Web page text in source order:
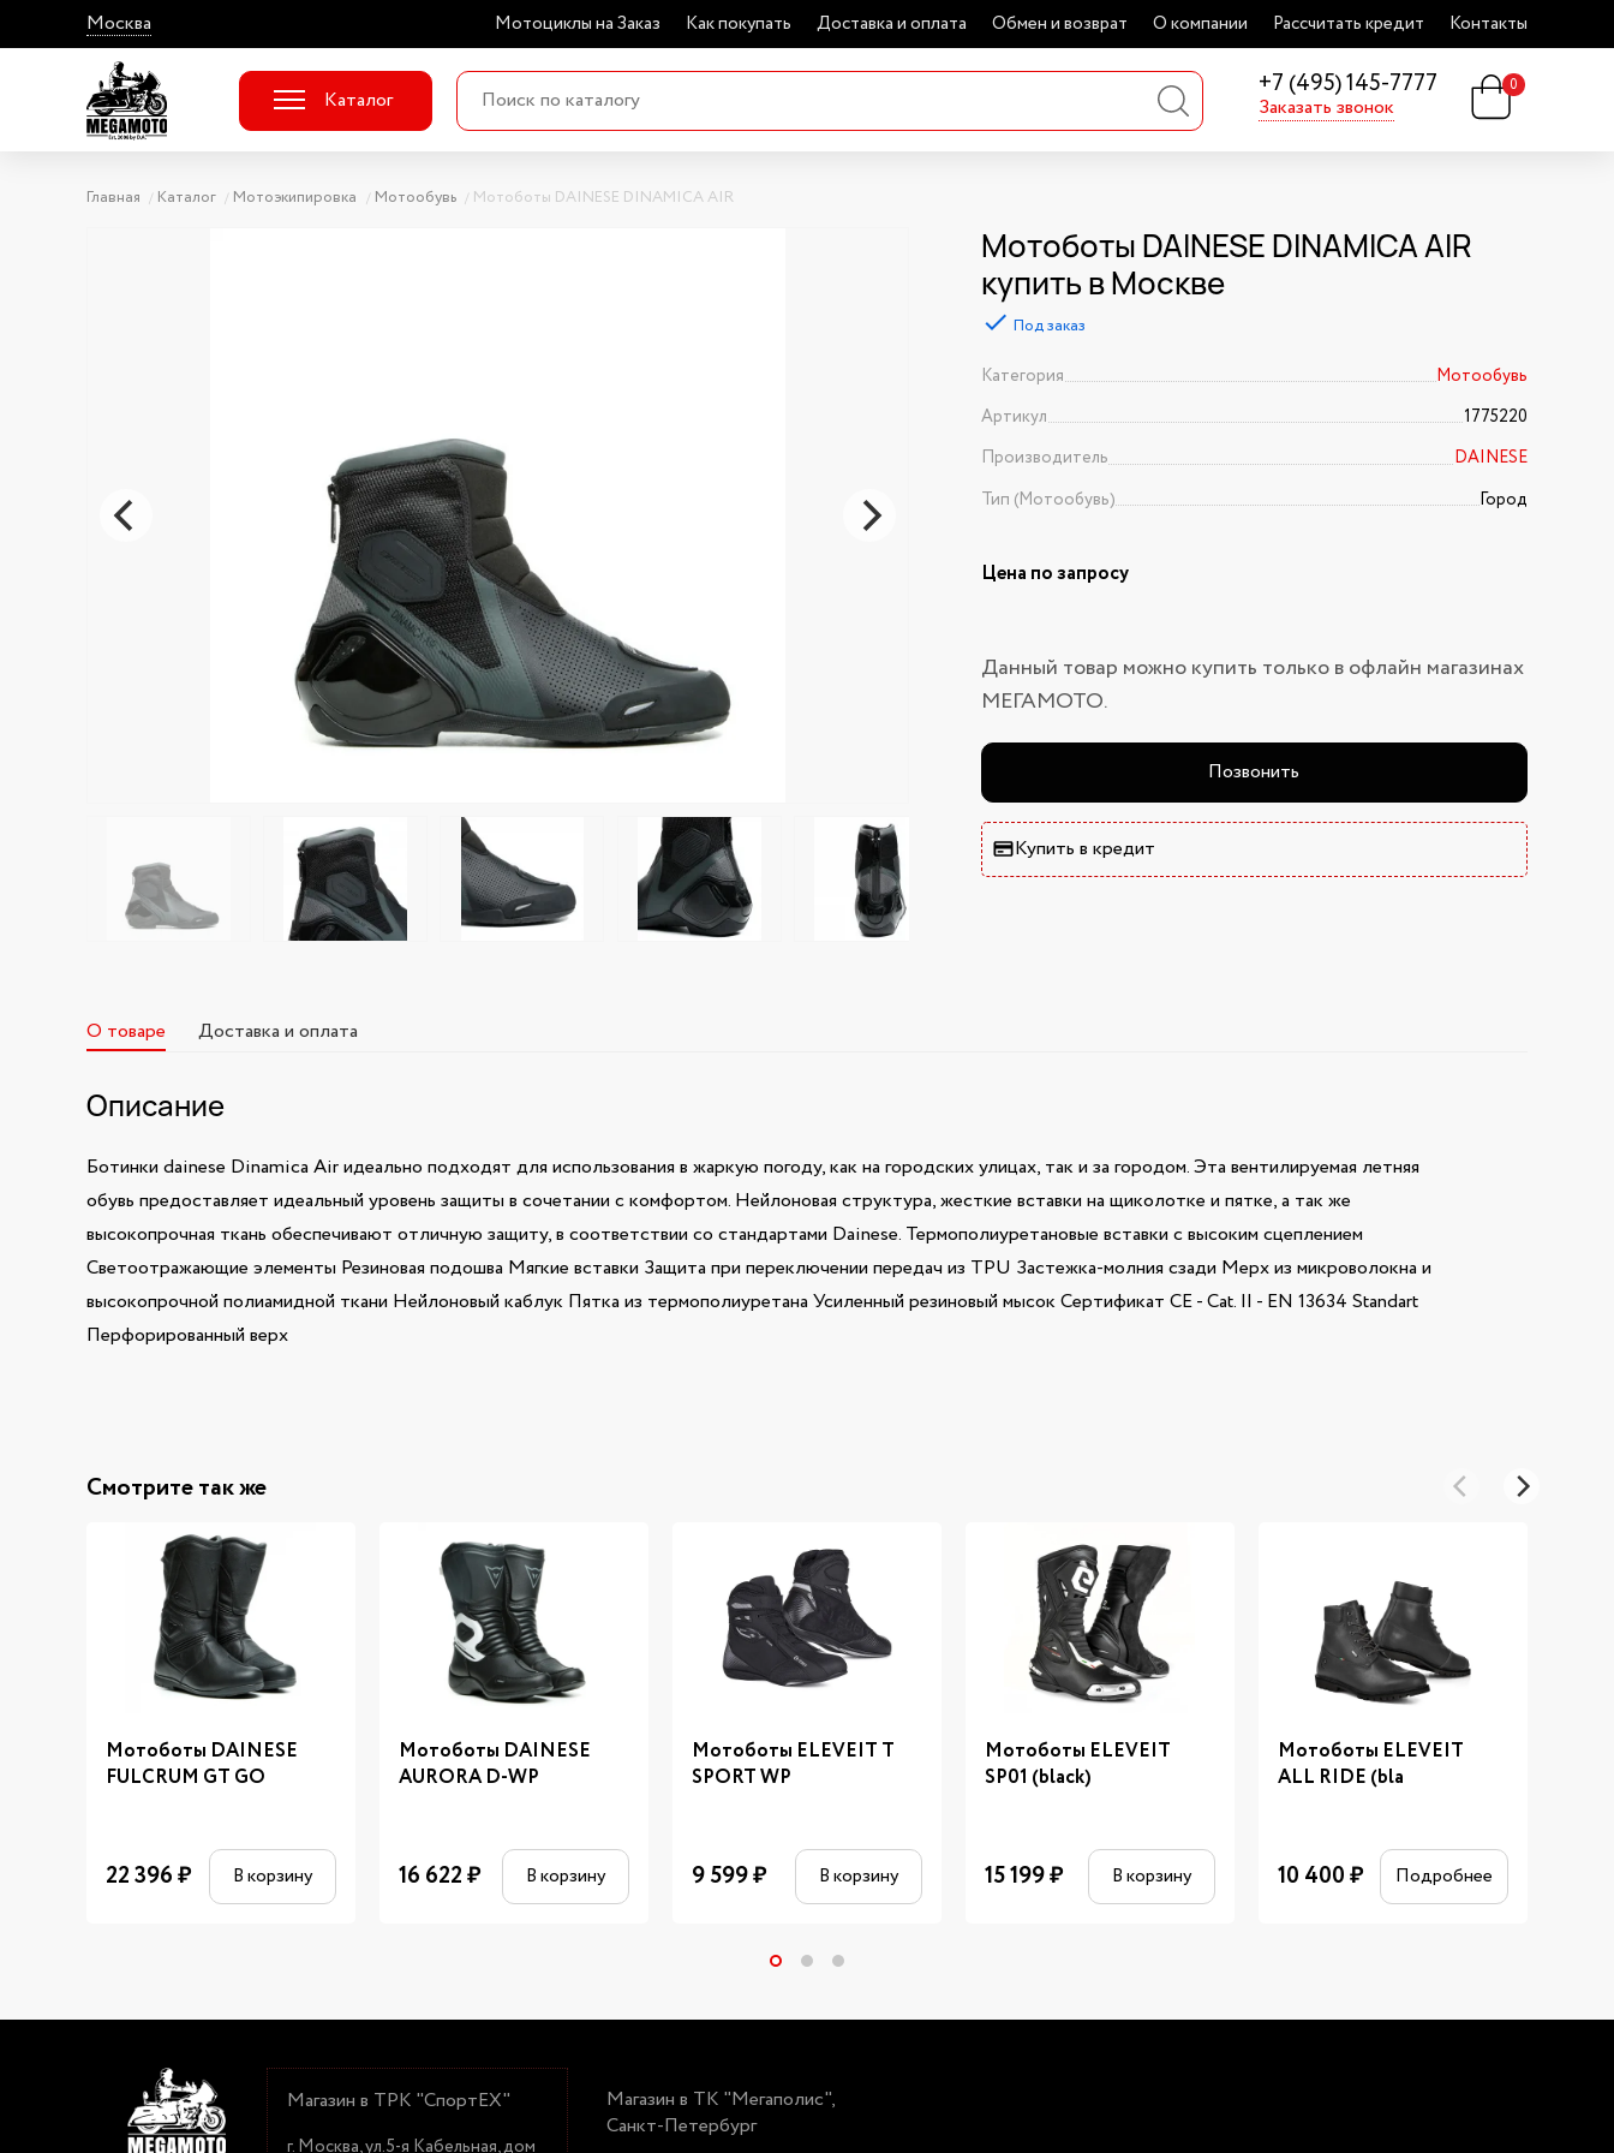
Москва Мотоциклы на Заказ Как покупать Доставка и оплата Обмен и возврат О компании Рассчитать кредит Контакты
+7 (495) 145-7777
Заказать звонок
Каталог
0
Главная Каталог Мотоэкипировка Мотообувь Мотоботы DAINESE DINAMICA AIR
Мотоботы DAINESE DINAMICA AIR
купить в Москве
Под заказ
Категория
Мотообувь
Артикул
1775220
Производитель
DAINESE
Тип (Мотообувь)
Город
Цена по запросу
Данный товар можно купить только в офлайн магазинах
МЕГАМОТО.
Позвонить
Купить в кредит
О товаре Доставка и оплата
Описание
Ботинки dainese Dinamica Air идеально подходят для использования в жаркую погоду, как на городских улицах, так и за городом. Эта вентилируемая летняя
обувь предоставляет идеальный уровень защиты в сочетании с комфортом. Нейлоновая структура, жесткие вставки на щиколотке и пятке, а так же
высокопрочная ткань обеспечивают отличную защиту, в соответствии со стандартами Dainese. Термополиуретановые вставки с высоким сцеплением
Светоотражающие элементы Резиновая подошва Мягкие вставки Защита при переключении передач из TPU Застежка-молния сзади Мерх из микроволокна и
высокопрочной полиамидной ткани Нейлоновый каблук Пятка из термополиуретана Усиленный резиновый мысок Сертификат CE - Cat. II - EN 13634 Standart
Перфорированный верх
Смотрите так же
Мотоботы DAINESE
FULCRUM GT GO
22 396₽ В корзину
Мотоботы DAINESE
AURORA D-WP
16 622₽ В корзину
Мотоботы ELEVEIT T
SPORT WP
9 599₽ В корзину
Мотоботы ELEVEIT
SP01 (black)
15 199₽ В корзину
Мотоботы ELEVEIT
ALL RIDE (bla
10 400₽ Подробнее
Магазин в ТРК "СпортЕХ"
г. Москва, ул.5-я Кабельная, дом
Магазин в ТК "Мегаполис",
Санкт-Петербург